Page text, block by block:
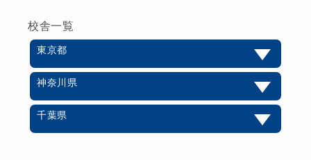
校舎一覧
東京都
神奈川県
千葉県